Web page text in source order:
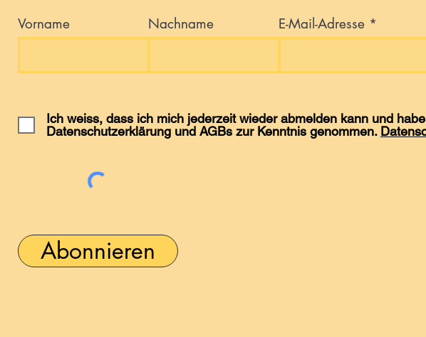
Vorname Nachname E-Mail-Adresse
Ich weiss, dass ich mich jederzeit wieder abmelden kann und
Datenschutzerklärung und AGBs zur Kenntnis genommen.
Abonnieren